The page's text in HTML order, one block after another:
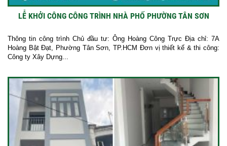
LỄ KHỞI CÔNG CÔNG TRÌNH NHÀ PHỐ PHƯỜNG TÂN SƠN
Thông tin công trình Chủ đầu tư: Ông Hoàng Công Trực Địa chỉ: 7A
Hoàng Bật Đạt, Phường Tân Sơn, TP.HCM Đơn vị thiết kế & thi công:
Công ty Xây Dựng...